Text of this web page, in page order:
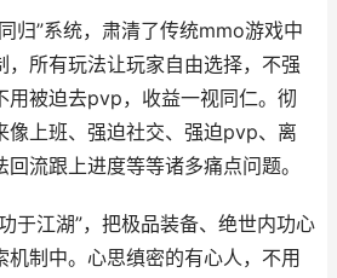
归”系统，肃清了传统mmo游戏中
，所有玩法让玩家自由选择，不强
用被迫去pvp，收益一视同仁。彻
像上班、强迫社交、强迫pvp、离
流跟上进度等等诸多痛点问题。
于江湖”，把极品装备、绝世内功心
机制中。心思缜密的有心人，不用